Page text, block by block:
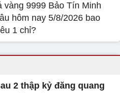
vàng 9999 Bảo Tín Minh
hôm nay 5/8/2026 bao
1 chỉ?
2 thập kỷ đăng quang